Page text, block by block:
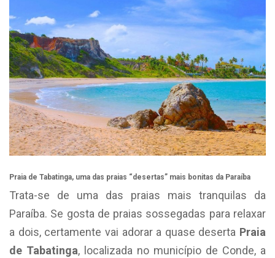
Praia de Tabatinga, uma das praias “desertas” mais bonitas da Paraíba
Trata-se de uma das praias mais tranquilas da
Paraíba. Se gosta de praias sossegadas para relaxar
a dois, certamente vai adorar a quase deserta Praia
de Tabatinga, localizada no município de Conde, a